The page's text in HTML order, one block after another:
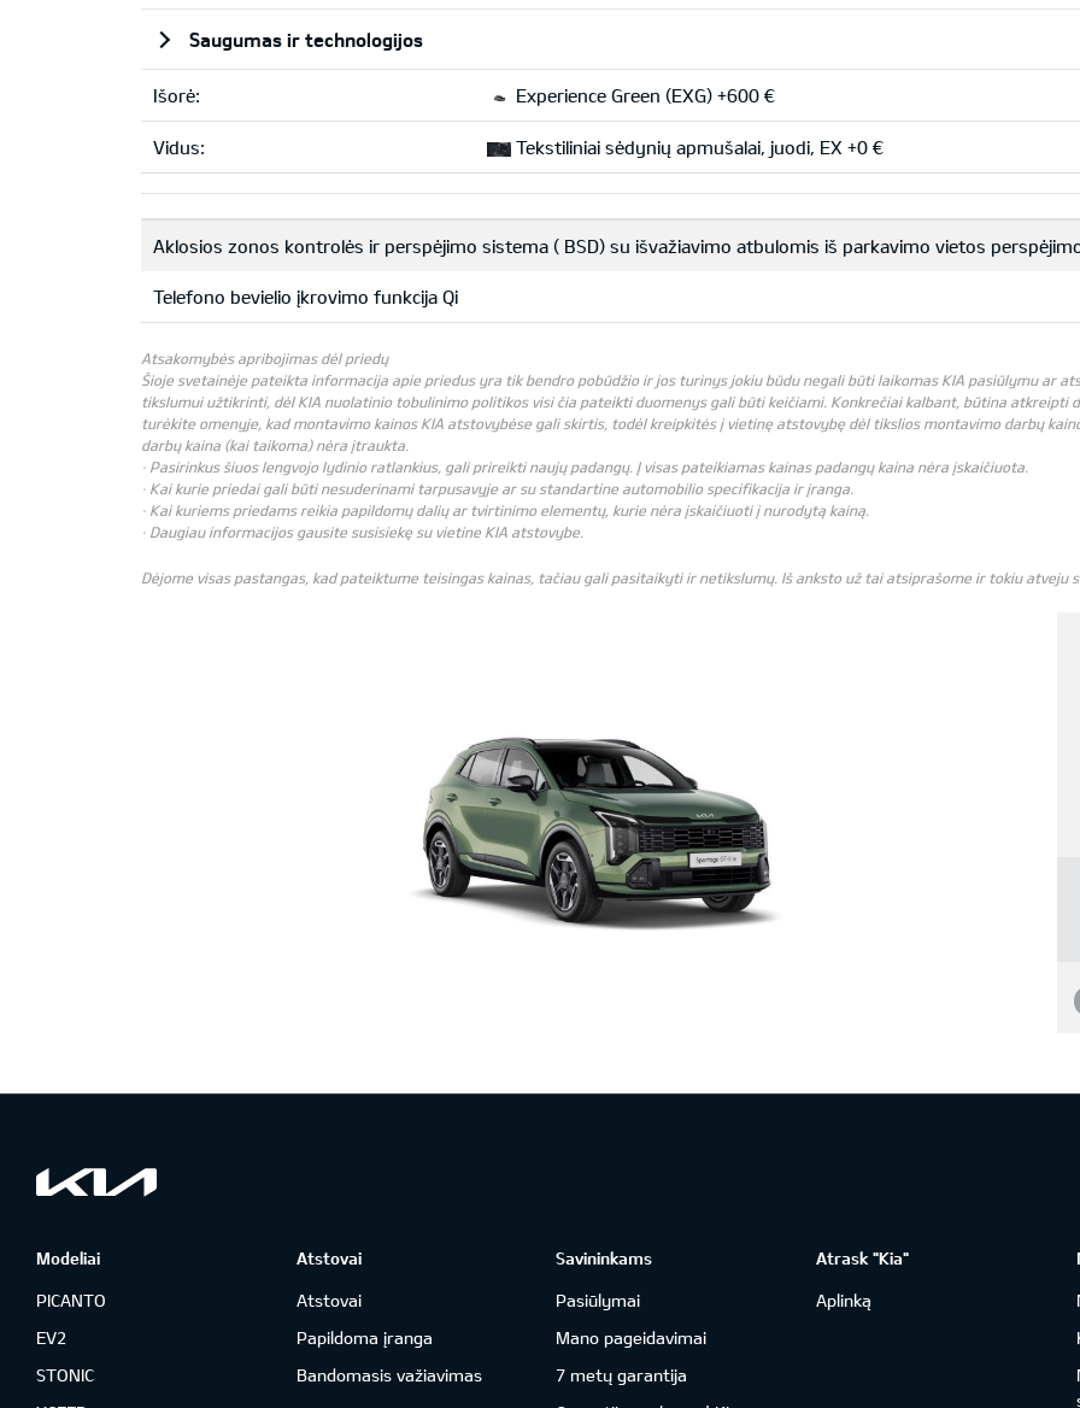
Saugumas ir technologijos
Išorė: Experience Green (EXG) +600 €
Vidus: Tekstiliniai sėdynių apmušalai, juodi, EX +0 €
Aklosios zonos kontrolės ir perspėjimo sistema ( BSD) su išvažiavimo atbulomis iš parkavimo vietos
Telefono bevielio įkrovimo funkcija Qi
Atsakomybės apribojimas dėl priedų
Šioje svetainėje pateikta informacija apie priedus yra tik bendro pobūdžio ir jos turinys jokiu būdu negali būti laikomas KIA pasiūlymu ar
tikslumui užtikrinti, dėl KIA nuolatinio tobulinimo politikos visi čia pateikti duomenys gali būti keičiami. Konkrečiai kalbant, būtina atkreipti
turėkite omenyje, kad montavimo kainos KIA atstovybėse gali skirtis, todėl kreipkitės į vietinę atstovybę dėl tikslios montavimo darbų
darbų kaina (kai taikoma) nėra įtraukta.
· Pasirinkus šiuos lengvojo lydinio ratlankius, gali prireikti naujų padangų. Į visas pateikiamas kainas padangų kaina nėra įskaičiuota.
· Kai kurie priedai gali būti nesuderinami tarpusavyje ar su standartine automobilio specifikacija ir įranga.
· Kai kuriems priedams reikia papildomų dalių ar tvirtinimo elementų, kurie nėra įskaičiuoti į nurodytą kainą.
· Daugiau informacijos gausite susisiekę su vietine KIA atstovybe.
Dėjome visas pastangas, kad pateiktume teisingas kainas, tačiau gali pasitaikyti ir netikslumų. Iš anksto už tai atsiprašome ir tokiu atveju
Modeliai
PICANTO
EV2
STONIC
Atstovai
Atstovai
Papildoma įranga
Bandomasis važiavimas
Savininkams
Pasiūlymai
Mano pageidavimai
7 metų garantija
Atrask "Kia"
Aplinką